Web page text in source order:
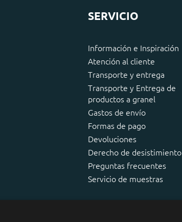
SERVICIO
Información e Inspiración
Atención al cliente
Transporte y entrega
Transporte y Entrega de
productos a granel
Gastos de envío
Formas de pago
Devoluciones
Derecho de desistimiento
Preguntas frecuentes
Servicio de muestras